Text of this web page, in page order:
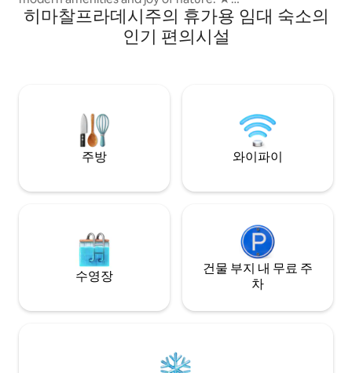
Wooden & Glass Architecture ★
Panoramic view ★ Scenic Location ★
Wi-Fi ★ Power Backup ★ Food service
와 파노라마 산 전
요. 세심하게 디자
히마찰프라데시주의 휴가용 임대 숙소의
인기 편의시설
주방 와이파이
수영장
건물 부지 내 무료 주
차